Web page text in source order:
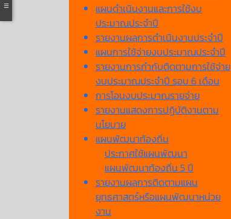
แผนดำเนินงานและการใช้งบ
ประมาณประจำปี
รายงานผลการดำเนินงานประจำปี
แผนการใช้จ่ายงบประมาณประจำปี
รายงานการกำกับติดตามการใช้จ่าย
งบประมาณประจำปี รอบ 6 เดือน
การโอนงบประมาณรายจ่าย
รายงานแสดงการปฏิบัติงานตาม
นโยบาย
แผนพัฒนาท้องถิ่น
ประกาศใช้แผนพัฒนา
แผนพัฒนาท้องถิ่น 5 ปี
รายงานผลการติดตามแผน
ยุทธศาสตร์หรือแผนพัฒนาหน่วย
งาน